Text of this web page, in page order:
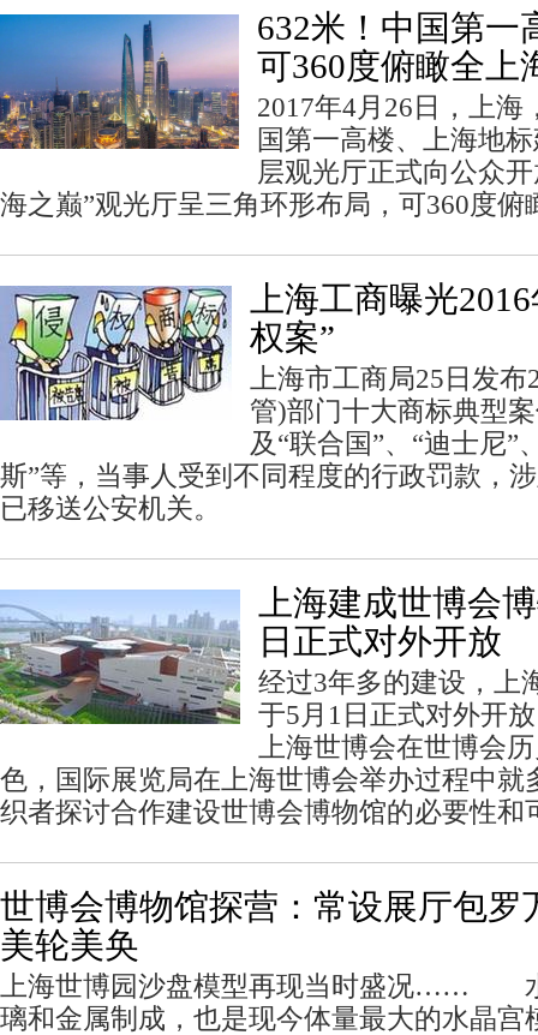
632米！中国第一
可360度俯瞰全上
2017年4月26日，上
国第一高楼、上海地
层观光厅正式向公众
海之巅”观光厅呈三角环形布局，可360度俯
上海工商曝光
权案”
上海市工商局25日发布
管)部门十大商标典型
及“联合国”、“迪士尼”
斯”等，当事人受到不同程度的行政罚款，
已移送公安机关。
上海建成世博会
日正式对外开放
经过3年多的建设，上
于5月1日正式对外开
上海世博会在世博会
色，国际展览局在上海世博会举办过程中就
织者探讨合作建设世博会博物馆的必要性和
世博会博物馆探营：常设展厅包罗
美轮美奂
上海世博园沙盘模型再现当时盛况……
璃和金属制成，也是现今体量最大的水晶宫